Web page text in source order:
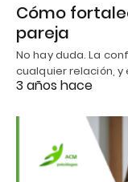
Cómo
pareja
No hay duda. La
cualquier relación,
3 años hace